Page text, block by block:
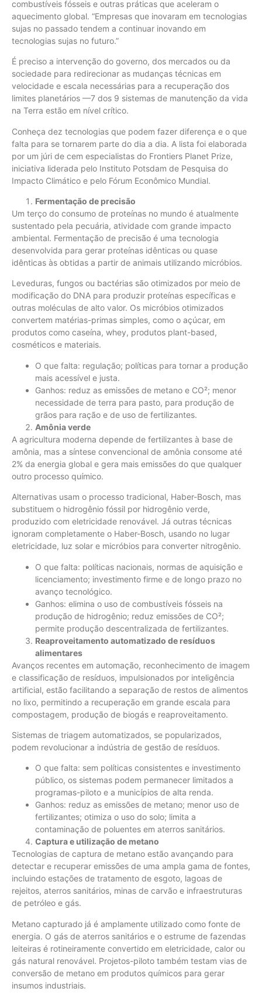
combustíveis fósseis e outras práticas que aceleram o
aquecimento global. “Empresas que inovaram em tecnologias
sujas no passado tendem a continuar inovando em
tecnologias sujas no futuro.”
É preciso a intervenção do governo, dos mercados ou da
sociedade para redirecionar as mudanças técnicas em
velocidade e escala necessárias para a recuperação dos
limites planetários —7 dos 9 sistemas de manutenção da vida
na Terra estão em nível crítico.
Conheça dez tecnologias que podem fazer diferença e o que
falta para se tornarem parte do dia a dia. A lista foi elaborada
por um júri de cem especialistas do Frontiers Planet Prize,
iniciativa liderada pelo Instituto Potsdam de Pesquisa do
Impacto Climático e pelo Fórum Econômico Mundial.
Fermentação de precisão
Um terço do consumo de proteínas no mundo é atualmente
sustentado pela pecuária, atividade com grande impacto
ambiental. Fermentação de precisão é uma tecnologia
desenvolvida para gerar proteínas idênticas ou quase
idênticas às obtidas a partir de animais utilizando micróbios.
Leveduras, fungos ou bactérias são otimizados por meio de
modificação do DNA para produzir proteínas específicas e
outras moléculas de alto valor. Os micróbios otimizados
convertem matérias-primas simples, como o açúcar, em
produtos como caseína, whey, produtos plant-based,
cosméticos e materiais.
O que falta: regulação; políticas para tornar a produção
mais acessível e justa.
Ganhos: reduz as emissões de metano e CO²; menor
necessidade de terra para pasto, para produção de
grãos para ração e de uso de fertilizantes.
Amônia verde
A agricultura moderna depende de fertilizantes à base de
amônia, mas a síntese convencional de amônia consome até
2% da energia global e gera mais emissões do que qualquer
outro processo químico.
Alternativas usam o processo tradicional, Haber-Bosch, mas
substituem o hidrogênio fóssil por hidrogênio verde,
produzido com eletricidade renovável. Já outras técnicas
ignoram completamente o Haber-Bosch, usando no lugar
eletricidade, luz solar e micróbios para converter nitrogênio.
O que falta: políticas nacionais, normas de aquisição e
licenciamento; investimento firme e de longo prazo no
avanço tecnológico.
Ganhos: elimina o uso de combustíveis fósseis na
produção de hidrogênio; reduz emissões de CO²;
permite produção descentralizada de fertilizantes.
Reaproveitamento automatizado de resíduos
alimentares
Avanços recentes em automação, reconhecimento de imagem
e classificação de resíduos, impulsionados por inteligência
artificial, estão facilitando a separação de restos de alimentos
no lixo, permitindo a recuperação em grande escala para
compostagem, produção de biogás e reaproveitamento.
Sistemas de triagem automatizados, se popularizados,
podem revolucionar a indústria de gestão de resíduos.
O que falta: sem políticas consistentes e investimento
público, os sistemas podem permanecer limitados a
programas-piloto e a municípios de alta renda.
Ganhos: reduz as emissões de metano; menor uso de
fertilizantes; otimiza o uso do solo; limita a
contaminação de poluentes em aterros sanitários.
Captura e utilização de metano
Tecnologias de captura de metano estão avançando para
detectar e recuperar emissões de uma ampla gama de fontes,
incluindo estações de tratamento de esgoto, lagoas de
rejeitos, aterros sanitários, minas de carvão e infraestruturas
de petróleo e gás.
Metano capturado já é amplamente utilizado como fonte de
energia. O gás de aterros sanitários e o estrume de fazendas
leiteiras é rotineiramente convertido em eletricidade, calor ou
gás natural renovável. Projetos-piloto também testam vias de
conversão de metano em produtos químicos para gerar
insumos industriais.